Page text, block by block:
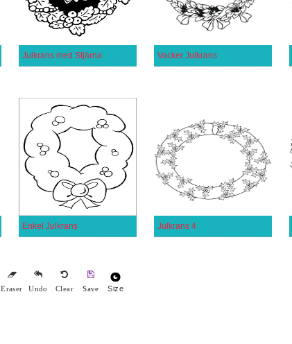
Julkrans med Stjärna Vacker Julkrans
Enkel Julkrans Julkrans 4
Eraser Undo Clear Save Size